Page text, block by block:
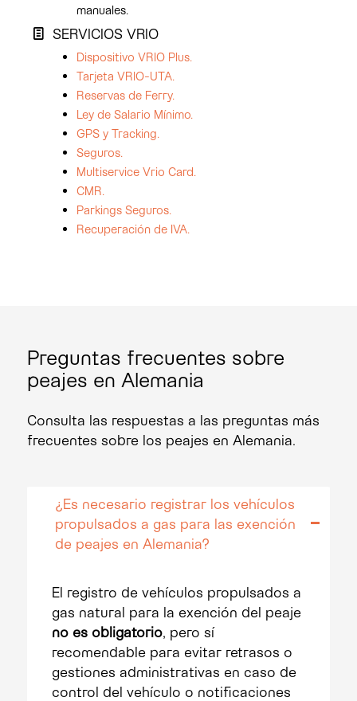
manuales.
SERVICIOS VRIO
Dispositivo VRIO Plus.
Tarjeta VRIO-UTA.
Reservas de Ferry.
Ley de Salario Mínimo.
GPS y Tracking.
Seguros.
Multiservice Vrio Card.
CMR.
Parkings Seguros.
Recuperación de IVA.
Preguntas frecuentes sobre
peajes en Alemania
Consulta las respuestas a las preguntas más
frecuentes sobre los peajes en Alemania.
¿Es necesario registrar los vehículos
propulsados a gas para las exención
de peajes en Alemania?
El registro de vehículos propulsados a
gas natural para la exención del peaje
no es obligatorio, pero sí
recomendable para evitar retrasos o
gestiones administrativas en caso de
control del vehículo o notificaciones